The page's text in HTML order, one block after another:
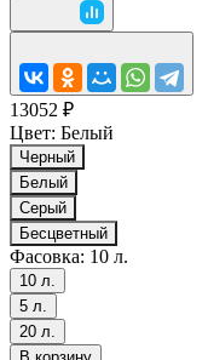
13052 ₽
Цвет: Белый
Черный
Белый
Серый
Бесцветный
Фасовка: 10 л.
10 л.
5 л.
20 л.